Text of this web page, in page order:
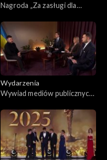
Nagroda „Za zasługi dla
granicami kraju” –
uroczystość wręczenia
nagród TVP Polonia
Wydarzenia
Wywiad mediów publicznych
Wołodymyrem Zełenskim